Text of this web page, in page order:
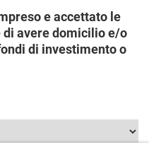
e accettato le
di avere domicilio e/o
di investimento o